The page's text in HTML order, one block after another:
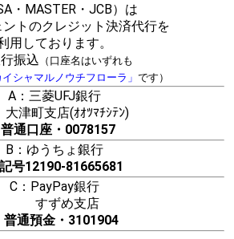
・MASTER・JCB）は
ントのクレジット決済代行を
用しております。
振込 （口座名はいずれも
イシャマルノウチフローラ」 です）
A：三菱UFJ銀行
町支店(ｵｵﾂﾏﾁｼﾃﾝ)
普通口座・0078157
B：ゆうちょ銀行
記号12190-81665681
C：PayPay銀行
すずめ支店
通預金・3101904